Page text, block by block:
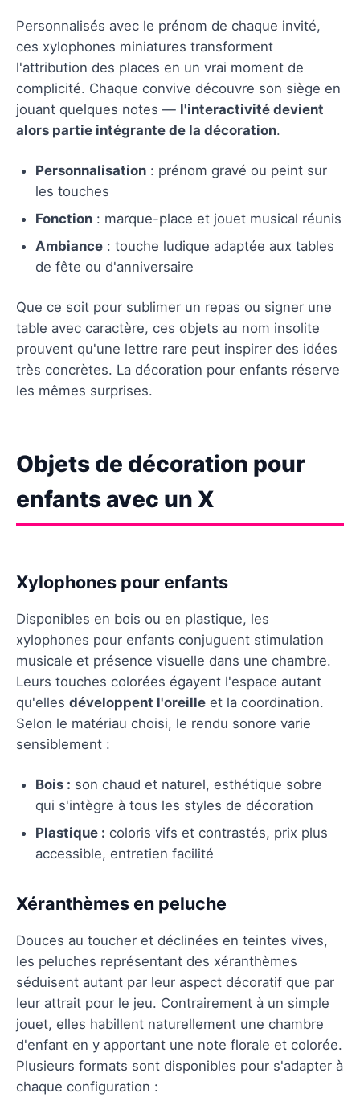
Personnalisés avec le prénom de chaque invité,
ces xylophones miniatures transforment
l'attribution des places en un vrai moment de
complicité. Chaque convive découvre son siège en
jouant quelques notes — l'interactivité devient
alors partie intégrante de la décoration.
Personnalisation : prénom gravé ou peint sur
les touches
Fonction : marque-place et jouet musical réunis
Ambiance : touche ludique adaptée aux tables
de fête ou d'anniversaire
Que ce soit pour sublimer un repas ou signer une
table avec caractère, ces objets au nom insolite
prouvent qu'une lettre rare peut inspirer des idées
très concrètes. La décoration pour enfants réserve
les mêmes surprises.
Objets de décoration pour
enfants avec un X
Xylophones pour enfants
Disponibles en bois ou en plastique, les
xylophones pour enfants conjuguent stimulation
musicale et présence visuelle dans une chambre.
Leurs touches colorées égayent l'espace autant
qu'elles développent l'oreille et la coordination.
Selon le matériau choisi, le rendu sonore varie
sensiblement :
Bois : son chaud et naturel, esthétique sobre
qui s'intègre à tous les styles de décoration
Plastique : coloris vifs et contrastés, prix plus
accessible, entretien facilité
Xéranthèmes en peluche
Douces au toucher et déclinées en teintes vives,
les peluches représentant des xéranthèmes
séduisent autant par leur aspect décoratif que par
leur attrait pour le jeu. Contrairement à un simple
jouet, elles habillent naturellement une chambre
d'enfant en y apportant une note florale et colorée.
Plusieurs formats sont disponibles pour s'adapter à
chaque configuration :